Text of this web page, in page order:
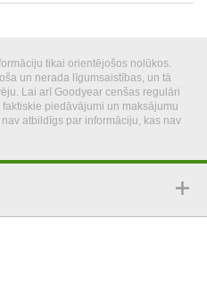
tikai orientējošos nolūkos.
un nerada līgumsaistības, un tā
Lai arī Goodyear cenšas regulāri
piedāvājumi un maksājumu
atbildīgs par informāciju, kas nav